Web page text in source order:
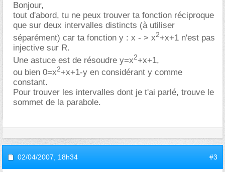
Bonjour,
tout d'abord, tu ne peux trouver ta fonction réciproque
que sur deux intervalles distincts (à utiliser
séparément) car ta fonction y : x - > x2+x+1 n'est pas
injective sur R.
Une astuce est de résoudre y=x2+x+1,
ou bien 0=x2+x+1-y en considérant y comme
constant.
Pour trouver les intervalles dont je t'ai parlé, trouve le
sommet de la parabole.
02/04/2007, 18h34 #3